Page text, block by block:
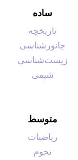
ساده
تاریخچه
جانورشناسی
زیست‌شناسی
شیمی
متوسط
ریاضیات
نجوم